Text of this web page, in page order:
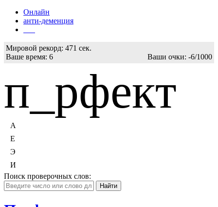
Онлайн
анти-деменция
Мировой рекорд: 471 сек.
Ваше время: 6 Ваши очки: -6/1000
п_рфект
А
Е
Э
И
Поиск проверочных слов: